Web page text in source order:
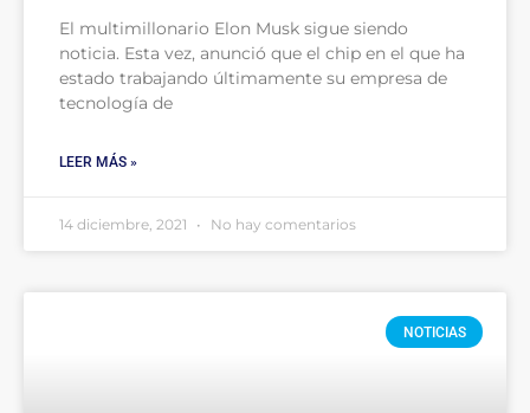
El multimillonario Elon Musk sigue siendo
noticia. Esta vez, anunció que el chip en el que ha
estado trabajando últimamente su empresa de
tecnología de
LEER MÁS »
14 diciembre, 2021 No hay comentarios
NOTICIAS